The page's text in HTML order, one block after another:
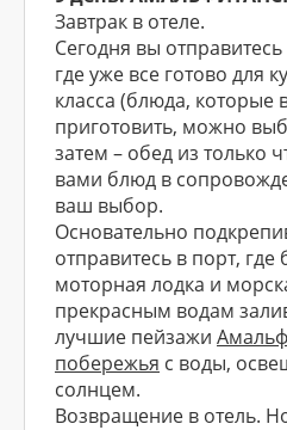
Завтрак в отеле.
Сегодня вы
где уже все готово для
класса (блюда, которые
приготовить, можно
затем – обед из только
вами блюд в
ваш выбор.
Основательно
отправитесь в порт, где
моторная лодка и
прекрасным водам
лучшие пейзажи
побережья с воды,
солнцем.
Возвращение в отель.